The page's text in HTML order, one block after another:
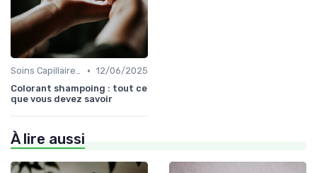
Soins Capillaires Bio • 12/06/2025
Colorant shampoing : tout ce
que vous devez savoir
À lire aussi